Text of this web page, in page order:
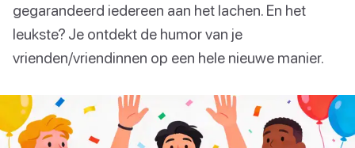
gegarandeerd iedereen aan het lachen. En het
leukste? Je ontdekt de humor van je
vrienden/vriendinnen op een hele nieuwe manier.